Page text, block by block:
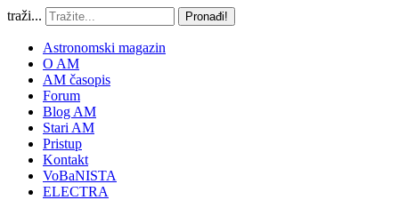
traži... Pronađi!
Astronomski magazin
O AM
AM časopis
Forum
Blog AM
Stari AM
Pristup
Kontakt
VoBaNISTA
ELECTRA